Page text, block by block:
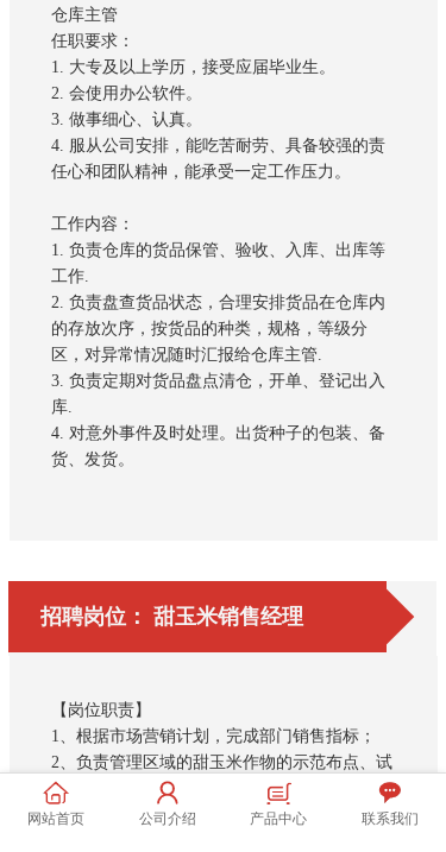
仓库主管
任职要求：
1. 大专及以上学历，接受应届毕业生。
2. 会使用办公软件。
3. 做事细心、认真。
4. 服从公司安排，能吃苦耐劳、具备较强的责
任心和团队精神，能承受一定工作压力。
工作内容：
1. 负责仓库的货品保管、验收、入库、出库等
工作.
2. 负责盘查货品状态，合理安排货品在仓库内
的存放次序，按货品的种类，规格，等级分
区，对异常情况随时汇报给仓库主管.
3. 负责定期对货品盘点清仓，开单、登记出入
库.
4. 对意外事件及时处理。出货种子的包装、备
货、发货。
招聘岗位： 甜玉米销售经理
【岗位职责】
1、根据市场营销计划，完成部门销售指标；
2、负责管理区域的甜玉米作物的示范布点、试
销、市场推广及客户开发；
3、负责市场信息收集及分析；
网站首页 公司介绍 产品中心 联系我们